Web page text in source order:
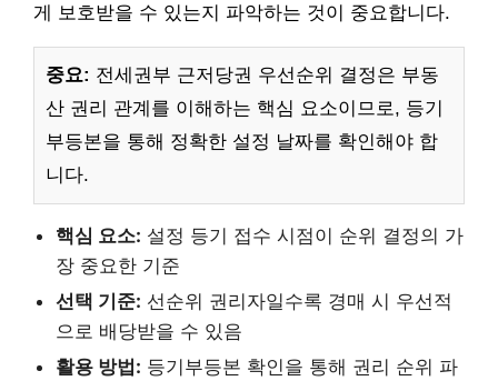
게 보호받을 수 있는지 파악하는 것이 중요합니다.
중요: 전세권부 근저당권 우선순위 결정은 부동
산 권리 관계를 이해하는 핵심 요소이므로, 등기
부등본을 통해 정확한 설정 날짜를 확인해야 합
니다.
핵심 요소: 설정 등기 접수 시점이 순위 결정의 가
장 중요한 기준
선택 기준: 선순위 권리자일수록 경매 시 우선적
으로 배당받을 수 있음
활용 방법: 등기부등본 확인을 통해 권리 순위 파